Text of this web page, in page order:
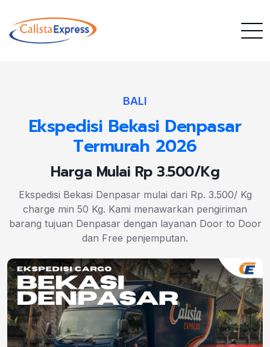
BALI
Ekspedisi Bekasi Denpasar
Termurah 2026
Harga Mulai Rp 3.500/Kg
Ekspedisi Bekasi Denpasar mulai dari Rp. 3.500/ Kg
charge min 50 Kg. Kami menawarkan pengiriman
barang tujuan Denpasar dengan layanan Door to Door
dan Free penjemputan.